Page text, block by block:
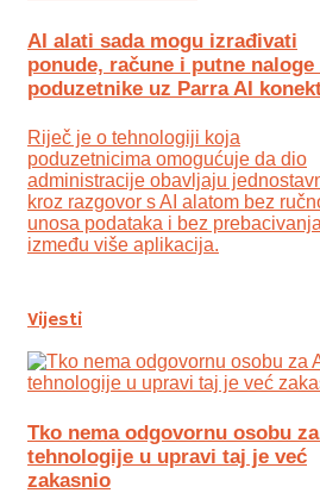
AI alati sada mogu izrađivati
ponude, račune i putne naloge
poduzetnike uz Parra AI
Riječ je o tehnologiji koja
poduzetnicima omogućuje da dio
administracije obavljaju
kroz razgovor s AI alatom bez
unosa podataka i bez prebacivanja
između više aplikacija.
Vijesti
Tko nema odgovornu osobu
tehnologije u upravi taj je već
zakasnio